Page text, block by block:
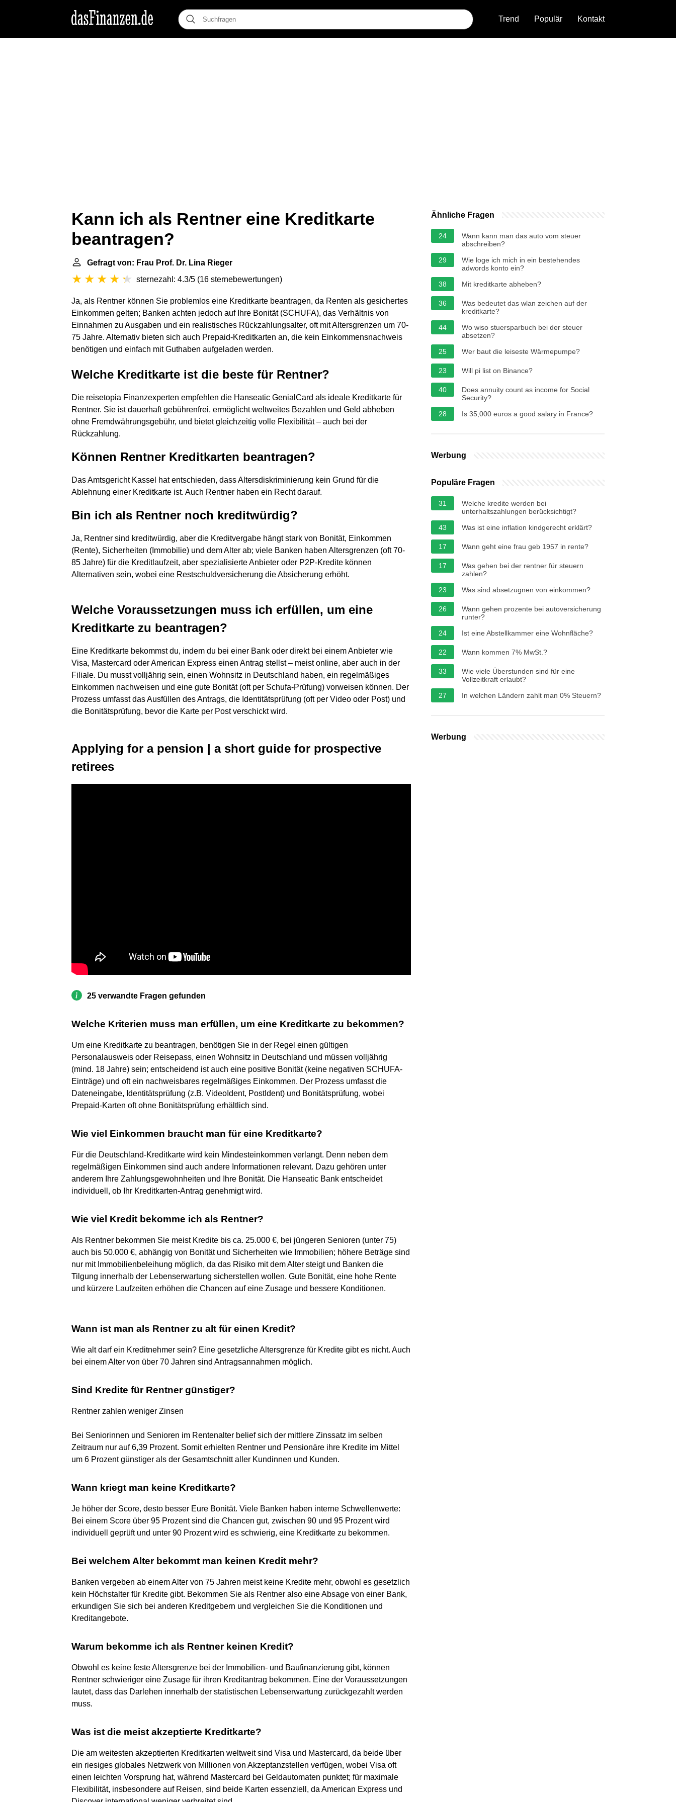
Trend Populär Kontakt
Kann ich als Rentner eine Kreditkarte
beantragen?
Gefragt von: Frau Prof. Dr. Lina Rieger
sternezahl: 4.3/5 (16 sternebewertungen)
Ja, als Rentner können Sie problemlos eine Kreditkarte beantragen, da Renten als gesichertes
Einkommen gelten; Banken achten jedoch auf Ihre Bonität (SCHUFA), das Verhältnis von
Einnahmen zu Ausgaben und ein realistisches Rückzahlungsalter, oft mit Altersgrenzen um 70-
75 Jahre. Alternativ bieten sich auch Prepaid-Kreditkarten an, die kein Einkommensnachweis
benötigen und einfach mit Guthaben aufgeladen werden.
Welche Kreditkarte ist die beste für Rentner?
Die reisetopia Finanzexperten empfehlen die Hanseatic GenialCard als ideale Kreditkarte für
Rentner. Sie ist dauerhaft gebührenfrei, ermöglicht weltweites Bezahlen und Geld abheben
ohne Fremdwährungsgebühr, und bietet gleichzeitig volle Flexibilität – auch bei der
Rückzahlung.
Können Rentner Kreditkarten beantragen?
Das Amtsgericht Kassel hat entschieden, dass Altersdiskriminierung kein Grund für die
Ablehnung einer Kreditkarte ist. Auch Rentner haben ein Recht darauf.
Bin ich als Rentner noch kreditwürdig?
Ja, Rentner sind kreditwürdig, aber die Kreditvergabe hängt stark von Bonität, Einkommen
(Rente), Sicherheiten (Immobilie) und dem Alter ab; viele Banken haben Altersgrenzen (oft 70-
85 Jahre) für die Kreditlaufzeit, aber spezialisierte Anbieter oder P2P-Kredite können
Alternativen sein, wobei eine Restschuldversicherung die Absicherung erhöht.
Welche Voraussetzungen muss ich erfüllen, um eine
Kreditkarte zu beantragen?
Eine Kreditkarte bekommst du, indem du bei einer Bank oder direkt bei einem Anbieter wie
Visa, Mastercard oder American Express einen Antrag stellst – meist online, aber auch in der
Filiale. Du musst volljährig sein, einen Wohnsitz in Deutschland haben, ein regelmäßiges
Einkommen nachweisen und eine gute Bonität (oft per Schufa-Prüfung) vorweisen können. Der
Prozess umfasst das Ausfüllen des Antrags, die Identitätsprüfung (oft per Video oder Post) und
die Bonitätsprüfung, bevor die Karte per Post verschickt wird.
Applying for a pension | a short guide for prospective
retirees
25 verwandte Fragen gefunden
Welche Kriterien muss man erfüllen, um eine Kreditkarte zu bekommen?
Um eine Kreditkarte zu beantragen, benötigen Sie in der Regel einen gültigen
Personalausweis oder Reisepass, einen Wohnsitz in Deutschland und müssen volljährig
(mind. 18 Jahre) sein; entscheidend ist auch eine positive Bonität (keine negativen SCHUFA-
Einträge) und oft ein nachweisbares regelmäßiges Einkommen. Der Prozess umfasst die
Dateneingabe, Identitätsprüfung (z.B. VideoIdent, PostIdent) und Bonitätsprüfung, wobei
Prepaid-Karten oft ohne Bonitätsprüfung erhältlich sind.
Wie viel Einkommen braucht man für eine Kreditkarte?
Für die Deutschland-Kreditkarte wird kein Mindesteinkommen verlangt. Denn neben dem
regelmäßigen Einkommen sind auch andere Informationen relevant. Dazu gehören unter
anderem Ihre Zahlungsgewohnheiten und Ihre Bonität. Die Hanseatic Bank entscheidet
individuell, ob Ihr Kreditkarten-Antrag genehmigt wird.
Wie viel Kredit bekomme ich als Rentner?
Als Rentner bekommen Sie meist Kredite bis ca. 25.000 €, bei jüngeren Senioren (unter 75)
auch bis 50.000 €, abhängig von Bonität und Sicherheiten wie Immobilien; höhere Beträge sind
nur mit Immobilienbeleihung möglich, da das Risiko mit dem Alter steigt und Banken die
Tilgung innerhalb der Lebenserwartung sicherstellen wollen. Gute Bonität, eine hohe Rente
und kürzere Laufzeiten erhöhen die Chancen auf eine Zusage und bessere Konditionen.
Wann ist man als Rentner zu alt für einen Kredit?
Wie alt darf ein Kreditnehmer sein? Eine gesetzliche Altersgrenze für Kredite gibt es nicht. Auch
bei einem Alter von über 70 Jahren sind Antragsannahmen möglich.
Sind Kredite für Rentner günstiger?
Rentner zahlen weniger Zinsen
Bei Seniorinnen und Senioren im Rentenalter belief sich der mittlere Zinssatz im selben
Zeitraum nur auf 6,39 Prozent. Somit erhielten Rentner und Pensionäre ihre Kredite im Mittel
um 6 Prozent günstiger als der Gesamtschnitt aller Kundinnen und Kunden.
Wann kriegt man keine Kreditkarte?
Je höher der Score, desto besser Eure Bonität. Viele Banken haben interne Schwellenwerte:
Bei einem Score über 95 Prozent sind die Chancen gut, zwischen 90 und 95 Prozent wird
individuell geprüft und unter 90 Prozent wird es schwierig, eine Kreditkarte zu bekommen.
Bei welchem Alter bekommt man keinen Kredit mehr?
Banken vergeben ab einem Alter von 75 Jahren meist keine Kredite mehr, obwohl es gesetzlich
kein Höchstalter für Kredite gibt. Bekommen Sie als Rentner also eine Absage von einer Bank,
erkundigen Sie sich bei anderen Kreditgebern und vergleichen Sie die Konditionen und
Kreditangebote.
Warum bekomme ich als Rentner keinen Kredit?
Obwohl es keine feste Altersgrenze bei der Immobilien- und Baufinanzierung gibt, können
Rentner schwieriger eine Zusage für ihren Kreditantrag bekommen. Eine der Voraussetzungen
lautet, dass das Darlehen innerhalb der statistischen Lebenserwartung zurückgezahlt werden
muss.
Was ist die meist akzeptierte Kreditkarte?
Die am weitesten akzeptierten Kreditkarten weltweit sind Visa und Mastercard, da beide über
ein riesiges globales Netzwerk von Millionen von Akzeptanzstellen verfügen, wobei Visa oft
einen leichten Vorsprung hat, während Mastercard bei Geldautomaten punktet; für maximale
Flexibilität, insbesondere auf Reisen, sind beide Karten essenziell, da American Express und
Ähnliche Fragen
24
Wann kann man das auto vom steuer
abschreiben?
29
Wie loge ich mich in ein bestehendes
adwords konto ein?
38
Mit kreditkarte abheben?
36
Was bedeutet das wlan zeichen auf der
kreditkarte?
44
Wo wiso stuersparbuch bei der steuer
absetzen?
25
Wer baut die leiseste Wärmepumpe?
23 Will pi list on Binance?
40
Does annuity count as income for Social
Security?
28
Is 35,000 euros a good salary in France?
Werbung
Populäre Fragen
31
Welche kredite werden bei
unterhaltszahlungen berücksichtigt?
43
Was ist eine inflation kindgerecht erklärt?
17 Wann geht eine frau geb 1957 in rente?
17
Was gehen bei der rentner für steuern
zahlen?
23
Was sind absetzugnen von einkommen?
26
Wann gehen prozente bei autoversicherung
runter?
24
Ist eine Abstellkammer eine Wohnfläche?
22 Wann kommen 7% MwSt.?
33
Wie viele Überstunden sind für eine
Vollzeitkraft erlaubt?
27
In welchen Ländern zahlt man 0% Steuern?
Werbung